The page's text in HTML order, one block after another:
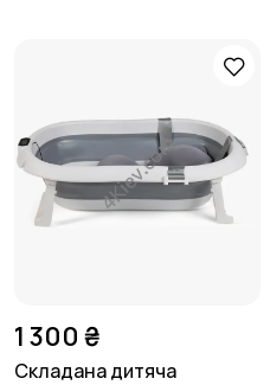
1 300 ₴
Складана дитяча